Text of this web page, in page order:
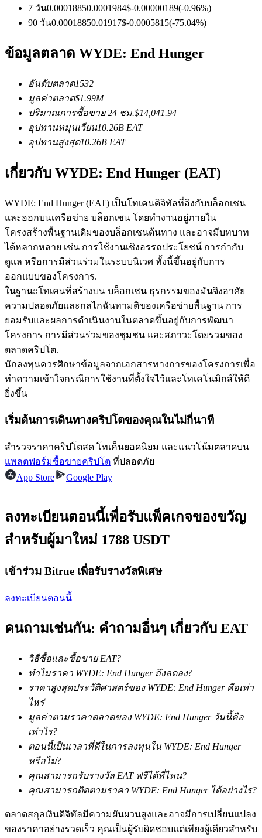
ฟิวเจอร์สที่ใช้ USDC เป็นหลักประกัน
คัดลอกการซื้อขาย
เข้าร่วมกับเทรดเดอร์ชั้นนำ
เป็นเทรดเดอร์คัดลอก
เพลิดเพลินกับการแบ่งปันผลกำไรและค่าคอมมิชชั่นการคัด
ลอกการซื้อขาย
ข้อมูล
การวิเคราะห์ข้อมูลขนาดใหญ่ รวมถึงข้อมูลการค้า ฯลฯ
แนะนำ
คู่มือเริ่มต้นฟิวเจอร์ส
กลยุทธ์การซื้อขาย
เรียนรู้วิธีการรักษาผลกำไร
7 วัน0.00018850.0001984$-0.00000189(-0.96%)
90 วัน0.00018850.01917$-0.0005815(-75.04%)
ข้อมูลตลาด WYDE: End Hunger
อันดับตลาด1532
มูลค่าตลาด$1.99M
ปริมาณการซื้อขาย 24 ชม.$14,041.94
อุปทานหมุนเวียน10.26B EAT
อุปทานสูงสุด10.26B EAT
เกี่ยวกับ WYDE: End Hunger (EAT)
WYDE: End Hunger (EAT) เป็นโทเคนดิจิทัลที่อิงกับบล็อกเชน
และออกบนเครือข่าย บล็อกเชน โดยทำงานอยู่ภายใน
โครงสร้างพื้นฐานเดิมของบล็อกเชนต้นทาง และอาจมีบทบาท
ได้หลากหลาย เช่น การใช้งานเชิงอรรถประโยชน์ การกำกับ
ดูแล หรือการมีส่วนร่วมในระบบนิเวศ ทั้งนี้ขึ้นอยู่กับการ
ออกแบบของโครงการ.
ในฐานะโทเคนที่สร้างบน บล็อกเชน ธุรกรรมของมันจึงอาศัย
ความปลอดภัยและกลไกฉันทามติของเครือข่ายพื้นฐาน การ
ยอมรับและผลการดำเนินงานในตลาดขึ้นอยู่กับการพัฒนา
โครงการ การมีส่วนร่วมของชุมชน และสภาวะโดยรวมของ
ตลาดคริปโต.
นักลงทุนควรศึกษาข้อมูลจากเอกสารทางการของโครงการเพื่อ
ทำความเข้าใจกรณีการใช้งานที่ตั้งใจไว้และโทเคโนมิกส์ให้ดี
ยิ่งขึ้น
เริ่มต้นการเดินทางคริปโตของคุณในไม่กี่นาที
สำรวจราคาคริปโตสด โทเค็นยอดนิยม และแนวโน้มตลาดบน
แพลตฟอร์มซื้อขายคริปโต ที่ปลอดภัย
App Store
Google Play
ลงทะเบียนตอนนี้เพื่อรับแพ็คเกจของขวัญ
สำหรับผู้มาใหม่ 1788 USDT
เข้าร่วม Bitrue เพื่อรับรางวัลพิเศษ
ลงทะเบียนตอนนี้
คนถามเช่นกัน: คำถามอื่นๆ เกี่ยวกับ EAT
วิธีซื้อและซื้อขาย EAT?
ทำไมราคา WYDE: End Hunger ถึงลดลง?
ราคาสูงสุดประวัติศาสตร์ของ WYDE: End Hunger คือเท่า
ไหร่
มูลค่าตามราคาตลาดของ WYDE: End Hunger วันนี้คือ
เท่าไร?
ตอนนี้เป็นเวลาที่ดีในการลงทุนใน WYDE: End Hunger
หรือไม่?
คุณสามารถรับรางวัล EAT ฟรีได้ที่ไหน?
คุณสามารถติดตามราคา WYDE: End Hunger ได้อย่างไร?
ตลาดสกุลเงินดิจิทัลมีความผันผวนสูงและอาจมีการเปลี่ยนแปลง
ของราคาอย่างรวดเร็ว คุณเป็นผู้รับผิดชอบแต่เพียงผู้เดียวสำหรับ